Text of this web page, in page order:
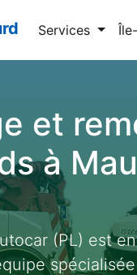
Services
et
à
(PL) est